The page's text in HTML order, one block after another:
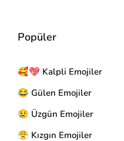
Popüler
🥰💖 Kalpli Emojiler
😂 Gülen Emojiler
😢 Üzgün Emojiler
😤 Kızgın Emojiler